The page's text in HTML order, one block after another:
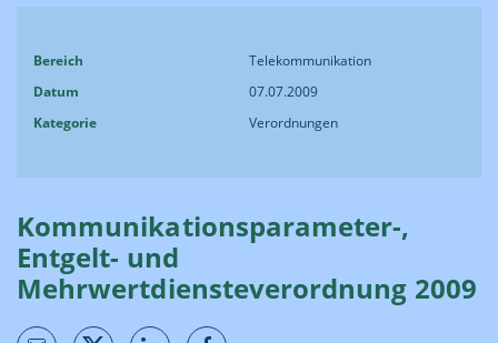
Bereich
Telekommunikation
Datum
07.07.2009
Kategorie
Verordnungen
Kommunikationsparameter-,
Entgelt- und
Mehrwertdiensteverordnung 2009